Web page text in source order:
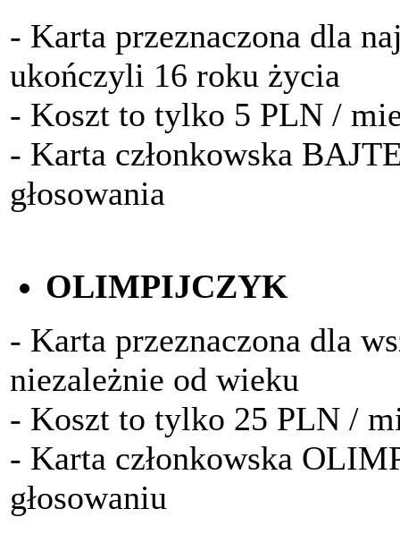
- Karta przeznaczona dla
ukończyli 16 roku życia
- Koszt to tylko 5 PLN /
- Karta członkowska
głosowania
OLIMPIJCZYK
- Karta przeznaczona dla
niezależnie od wieku
- Koszt to tylko 25 PLN /
- Karta członkowska
głosowaniu